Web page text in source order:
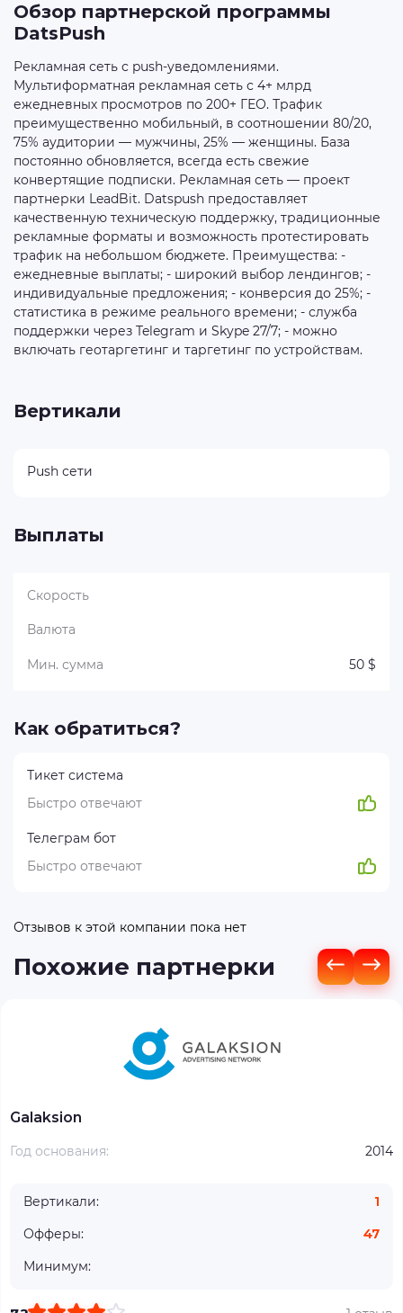
Обзор партнерской программы
DatsPush
Рекламная сеть с push-уведомлениями.
Мультиформатная рекламная сеть с 4+ млрд
ежедневных просмотров по 200+ ГЕО. Трафик
преимущественно мобильный, в соотношении 80/20,
75% аудитории — мужчины, 25% — женщины. База
постоянно обновляется, всегда есть свежие
конвертящие подписки. Рекламная сеть — проект
партнерки LeadBit. Datspush предоставляет
качественную техническую поддержку, традиционные
рекламные форматы и возможность протестировать
трафик на небольшом бюджете. Преимущества: -
ежедневные выплаты; - широкий выбор лендингов; -
индивидуальные предложения; - конверсия до 25%; -
статистика в режиме реального времени; - служба
поддержки через Telegram и Skype 27/7; - можно
включать геотаргетинг и таргетинг по устройствам.
Вертикали
Push сети
Выплаты
Скорость
Валюта
Мин. сумма 50 $
Как обратиться?
Тикет система
Быстро отвечают
Телеграм бот
Быстро отвечают
Отзывов к этой компании пока нет
Похожие партнерки
Galaksion
Год основания: 2014
Вертикали:
1
Офферы:
47
Минимум: